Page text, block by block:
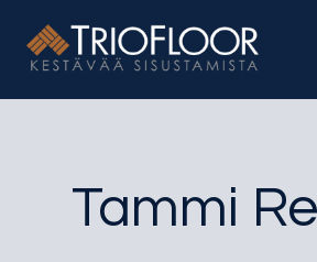
sisältöön
Tammi